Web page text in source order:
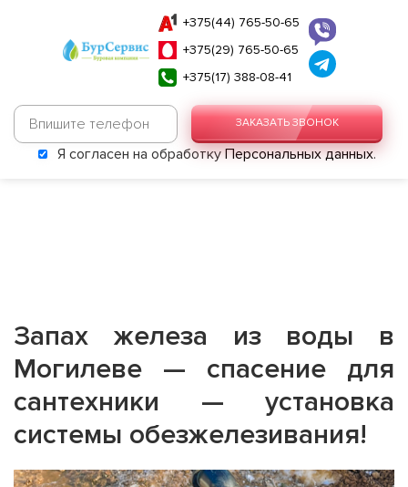
+375(44) 765-50-65
+375(29) 765-50-65
+375(17) 388-08-41
ЗАКАЗАТЬ ЗВОНОК
Я согласен на обработкуПерсональных данных.
Запах железа из воды в
Могилеве — спасение для
сантехники — установка
системы обезжелезивания!